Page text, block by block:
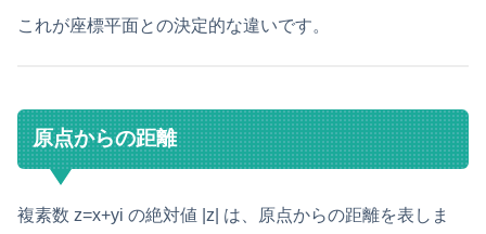
これが座標平面との決定的な違いです。
原点からの距離
複素数 z=x+yi の絶対値 |z| は、原点からの距離を表しま